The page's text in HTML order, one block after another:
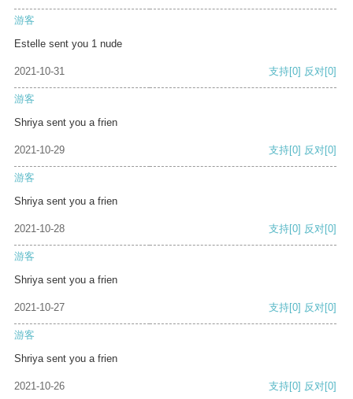
游客
Estelle sent you 1 nude
2021-10-31 支持[0] 反对[0]
游客
Shriya sent you a frien
2021-10-29 支持[0] 反对[0]
游客
Shriya sent you a frien
2021-10-28 支持[0] 反对[0]
游客
Shriya sent you a frien
2021-10-27 支持[0] 反对[0]
游客
Shriya sent you a frien
2021-10-26 支持[0] 反对[0]